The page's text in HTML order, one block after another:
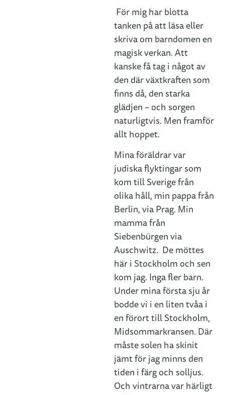
För mig har blotta
tanken på att läsa eller
skriva om barndomen en
magisk verkan. Att
kanske få tag i något av
den där växtkraften som
finns då, den starka
glädjen – och sorgen
naturligtvis. Men framför
allt hoppet.
Mina föräldrar var
judiska flyktingar som
kom till Sverige från
olika håll, min pappa från
Berlin, via Prag. Min
mamma från
Siebenbürgen via
Auschwitz. De möttes
här i Stockholm och sen
kom jag. Inga fler barn.
Under mina första sju år
bodde vi i en liten tvåa i
en förort till Stockholm,
Midsommarkransen. Där
måste solen ha skinit
jämt för jag minns den
tiden i färg och solljus.
Och vintrarna var härligt